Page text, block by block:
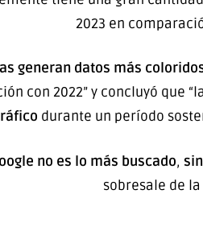
2023 en
generan datos más
con 2022” y concluyó que
durante un período
no es lo más buscado,
sobresale de